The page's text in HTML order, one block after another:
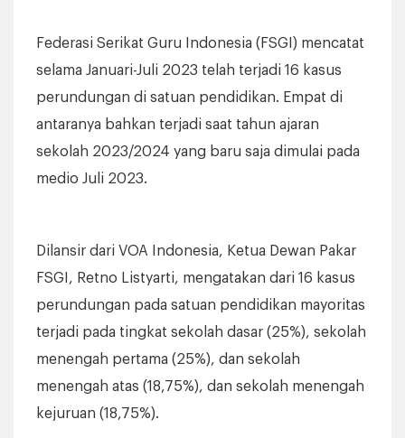
Federasi Serikat Guru Indonesia (FSGI) mencatat
selama Januari-Juli 2023 telah terjadi 16 kasus
perundungan di satuan pendidikan. Empat di
antaranya bahkan terjadi saat tahun ajaran
sekolah 2023/2024 yang baru saja dimulai pada
medio Juli 2023.
Dilansir dari VOA Indonesia, Ketua Dewan Pakar
FSGI, Retno Listyarti, mengatakan dari 16 kasus
perundungan pada satuan pendidikan mayoritas
terjadi pada tingkat sekolah dasar (25%), sekolah
menengah pertama (25%), dan sekolah
menengah atas (18,75%), dan sekolah menengah
kejuruan (18,75%).